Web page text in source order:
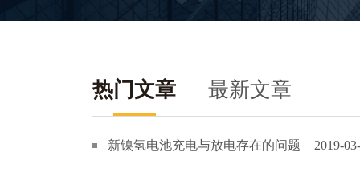
热门文章 最新文章
新镍氢电池充电与放电存在的问题 2019-